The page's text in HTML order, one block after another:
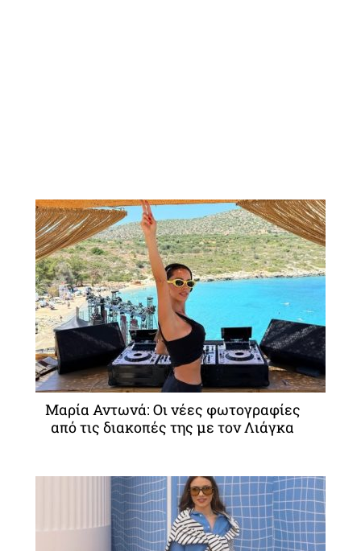
Μαρία Αντωνά: Οι νέες φωτογραφίες
από τις διακοπές της με τον Λιάγκα